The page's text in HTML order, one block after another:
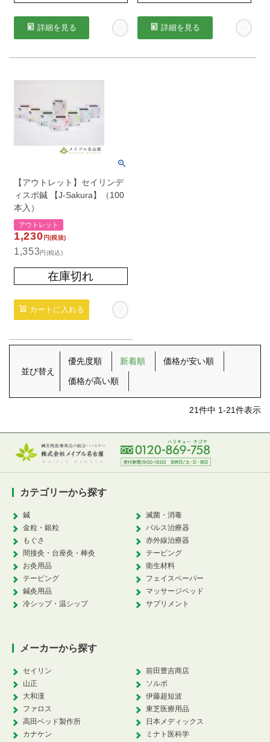
詳細を見る 詳細を見る
【アウトレット】セイリンデ
ィスポ鍼 【J-Sakura】（100
本入）
アウトレット
1,230 円(税抜)
1,353円(税込)
在庫切れ
カートに入れる
並び替え
優先度順 新着順 価格が安い順
価格が高い順
21件中 1-21件表示
カテゴリーから探す
鍼
金粒・銀粒
もぐさ
間接灸・台座灸・棒灸
お灸用品
テーピング
鍼灸用品
冷シップ・温シップ
滅菌・消毒
パルス治療器
赤外線治療器
テーピング
衛生材料
フェイスペーパー
マッサージベッド
サプリメント
メーカーから探す
セイリン
山正
大和漢
ファロス
高田ベッド製作所
カナケン
前田豊吉商店
ソルボ
伊藤超短波
東芝医療用品
日本メディックス
ミナト医科学